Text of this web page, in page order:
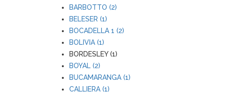
BARBOTTO (2)
BELESER (1)
BOCADELLA 1 (2)
BOLIVIA (1)
BORDESLEY (1)
BOYAL (2)
BUCAMARANGA (1)
CALLIERA (1)